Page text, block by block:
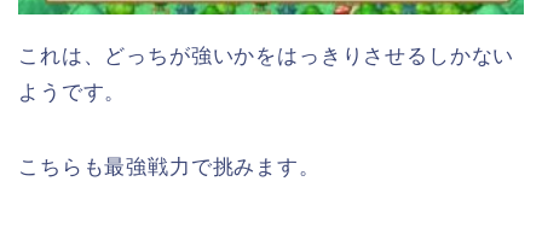
これは、どっちが強いかをはっきりさせるしかない
ようです。
こちらも最強戦力で挑みます。